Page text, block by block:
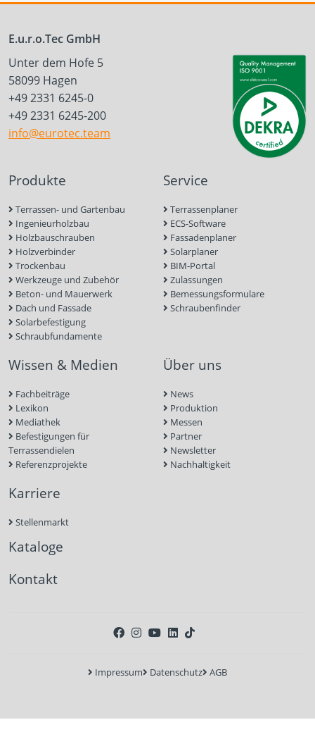
E.u.r.o.Tec GmbH
Unter dem Hofe 5
58099 Hagen
+49 2331 6245-0
+49 2331 6245-200
info@eurotec.team
Produkte
Terrassen- und Gartenbau
Ingenieurholzbau
Holzbauschrauben
Holzverbinder
Trockenbau
Werkzeuge und Zubehör
Beton- und Mauerwerk
Dach und Fassade
Solarbefestigung
Schraubfundamente
Service
Terrassenplaner
ECS-Software
Fassadenplaner
Solarplaner
BIM-Portal
Zulassungen
Bemessungsformulare
Schraubenfinder
Wissen & Medien
Fachbeiträge
Lexikon
Mediathek
Befestigungen für
Terrassendielen
Referenzprojekte
Über uns
News
Produktion
Messen
Partner
Newsletter
Nachhaltigkeit
Karriere
Stellenmarkt
Kataloge
Kontakt
Impressum Datenschutz AGB